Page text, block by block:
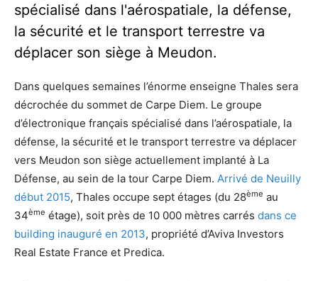
spécialisé dans l'aérospatiale, la défense,
la sécurité et le transport terrestre va
déplacer son siège à Meudon.
Dans quelques semaines l’énorme enseigne Thales sera
décrochée du sommet de Carpe Diem. Le groupe
d’électronique français spécialisé dans l’aérospatiale, la
défense, la sécurité et le transport terrestre va déplacer
vers Meudon son siège actuellement implanté à La
Défense, au sein de la tour Carpe Diem. Arrivé de Neuilly
début 2015, Thales occupe sept étages (du 28ème au
34ème étage), soit près de 10 000 mètres carrés dans ce
building inauguré en 2013, propriété d’Aviva Investors
Real Estate France et Predica.